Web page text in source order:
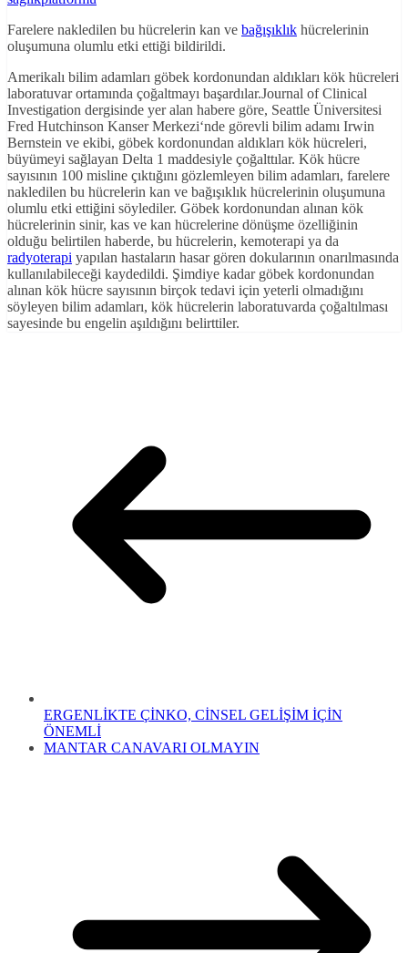
Farelere nakledilen bu hücrelerin kan ve bağışıklık hücrelerinin
oluşumuna olumlu etki ettiği bildirildi.
Amerikalı bilim adamları göbek kordonundan aldıkları kök hücreleri
laboratuvar ortamında çoğaltmayı başardılar.Journal of Clinical
Investigation dergisinde yer alan habere göre, Seattle Üniversitesi
Fred Hutchinson Kanser Merkezi‘nde görevli bilim adamı Irwin
Bernstein ve ekibi, göbek kordonundan aldıkları kök hücreleri,
büyümeyi sağlayan Delta 1 maddesiyle çoğalttılar. Kök hücre
sayısının 100 misline çıktığını gözlemleyen bilim adamları, farelere
nakledilen bu hücrelerin kan ve bağışıklık hücrelerinin oluşumuna
olumlu etki ettiğini söylediler. Göbek kordonundan alınan kök
hücrelerinin sinir, kas ve kan hücrelerine dönüşme özelliğinin
olduğu belirtilen haberde, bu hücrelerin, kemoterapi ya da
radyoterapi yapılan hastaların hasar gören dokularının onarılmasında
kullanılabileceği kaydedildi. Şimdiye kadar göbek kordonundan
alınan kök hücre sayısının birçok tedavi için yeterli olmadığını
söyleyen bilim adamları, kök hücrelerin laboratuvarda çoğaltılması
sayesinde bu engelin aşıldığını belirttiler.
ERGENLİKTE ÇİNKO, CİNSEL GELİŞİM İÇİN
ÖNEMLİ
MANTAR CANAVARI OLMAYIN